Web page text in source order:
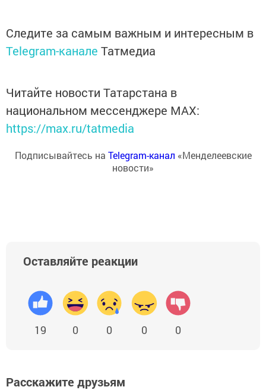
Следите за самым важным и интересным в
Telegram-канале Татмедиа
Читайте новости Татарстана в
национальном мессенджере MАХ:
https://max.ru/tatmedia
Подписывайтесь на Telegram-канал «Менделеевские
новости»
Оставляйте реакции
19 0 0 0 0
Расскажите друзьям